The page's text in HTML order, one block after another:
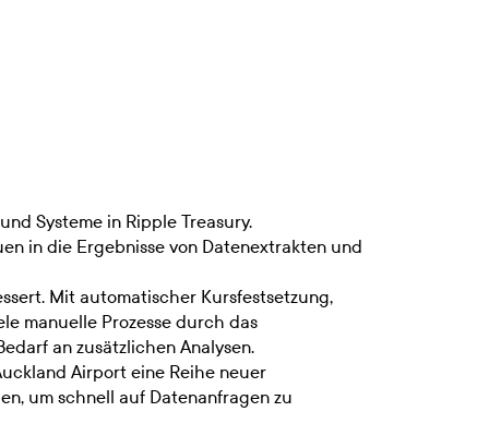
Systeme in Ripple Treasury.
in die Ergebnisse von Datenextrakten und
Mit automatischer Kursfestsetzung,
manuelle Prozesse durch das
an zusätzlichen Analysen.
Airport eine Reihe neuer
um schnell auf Datenanfragen zu